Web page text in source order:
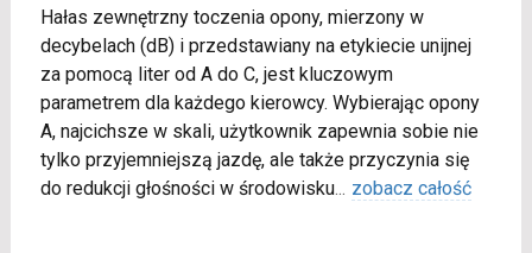
Hałas zewnętrzny toczenia opony, mierzony w
decybelach (dB) i przedstawiany na etykiecie unijnej
za pomocą liter od A do C, jest kluczowym
parametrem dla każdego kierowcy. Wybierając opony
A, najcichsze w skali, użytkownik zapewnia sobie nie
tylko przyjemniejszą jazdę, ale także przyczynia się
do redukcji głośności w środowisku... zobacz całość